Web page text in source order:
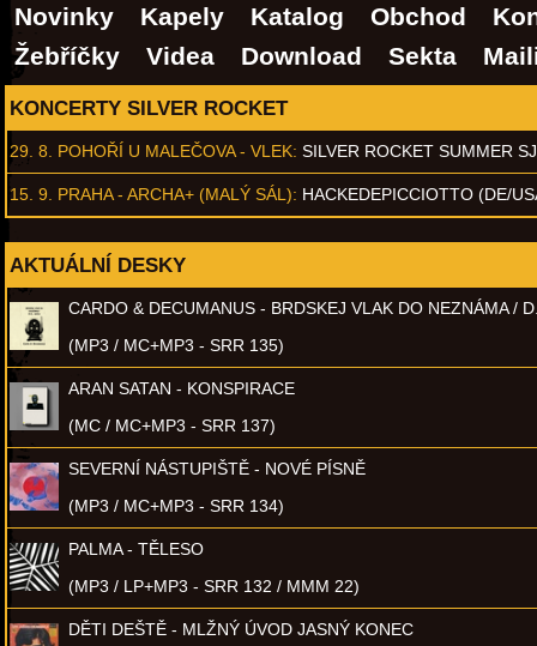
Novinky Kapely Katalog Obchod
Žebříčky
Videa Download Sekta
KONCERTY SILVER ROCKET
29. 8. POHOŘÍ U MALEČOVA - VLEK: SILVER ROCKET SUMMER
15. 9. PRAHA - ARCHA+ (MALÝ SÁL): HACKEDEPICCIOTTO (DE/
AKTUÁLNÍ DESKY
CARDO & DECUMANUS - BRDSKEJ VLAK DO NEZNÁMA /
(MP3 / MC+MP3 - SRR 135)
ARAN SATAN - KONSPIRACE
(MC / MC+MP3 - SRR 137)
SEVERNÍ NÁSTUPIŠTĚ - NOVÉ PÍSNĚ
(MP3 / MC+MP3 - SRR 134)
PALMA - TĚLESO
(MP3 / LP+MP3 - SRR 132 / MMM 22)
DĚTI DEŠTĚ - MLŽNÝ ÚVOD JASNÝ KONEC